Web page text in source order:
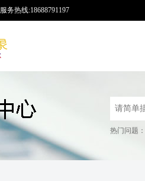
服务热线:18688791197
热门问题：